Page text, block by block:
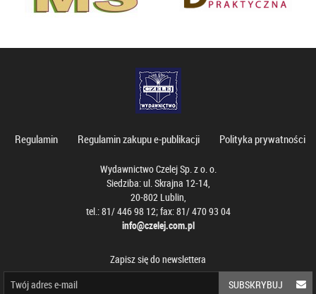
Regulamin Regulamin zakupu e-publikacji Polityka prywatności
Wydawnictwo Czelej Sp. z o. o.
Siedziba: ul. Skrajna 12-14,
20-802 Lublin,
tel.: 81/ 446 98 12; fax: 81/ 470 93 04
info@czelej.com.pl
Zapisz się do newslettera
SUBSKRYBUJ